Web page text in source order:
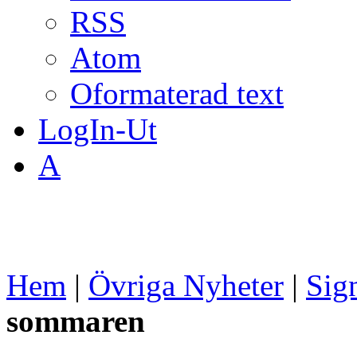
RSS
Atom
Oformaterad text
LogIn-Ut
A
Hem | Övriga Nyheter |
sommaren